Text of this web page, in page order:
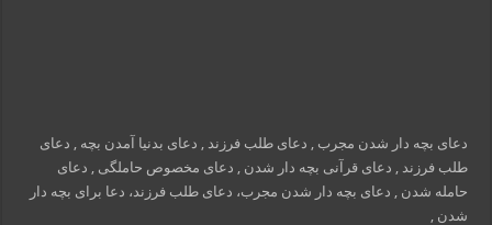
دعای بچه دار شدن مجرب , دعای طلب فرزند , دعای بدنیا آمدن بچه , دعای
طلب فرزند , دعای قرآنی بچه دار شدن , دعای مخصوص حاملگی , دعای
حامله شدن , دعای بچه دار شدن مجرب، دعای طلب فرزند، دعا برای بچه دار
شدن ,